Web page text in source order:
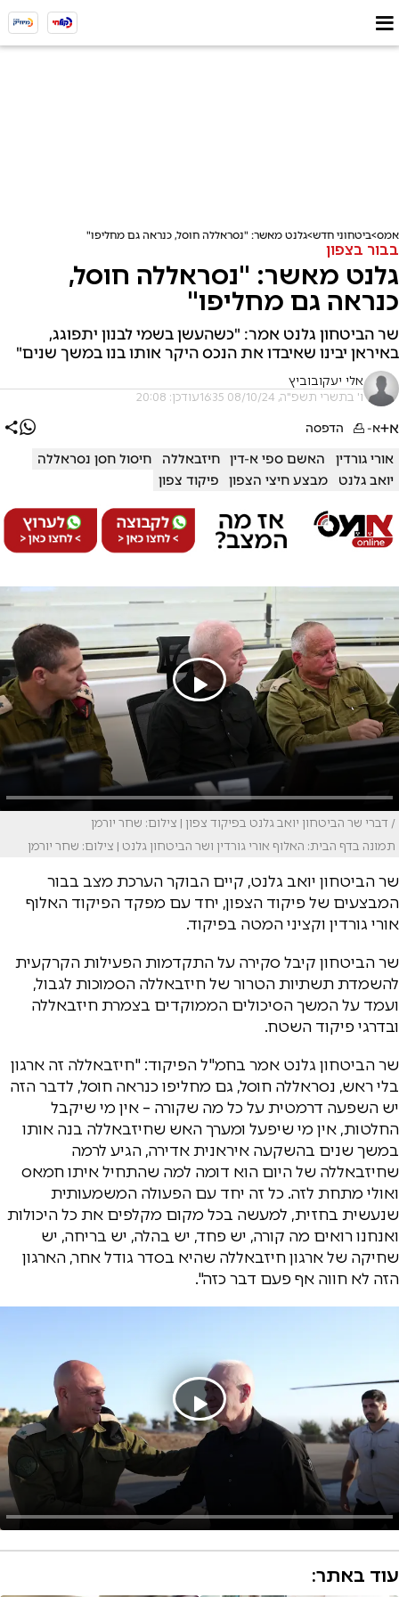
אמס ביטחוני חדש גלנט מאשר: "נסראללה חוסל, כנראה גם מחליפו"
בבור בצפון
גלנט מאשר: "נסראללה חוסל,
כנראה גם מחליפו"
שר הביטחון גלנט אמר: "כשהעשן בשמי לבנון יתפוגג,
באיראן יבינו שאיבדו את הנכס היקר אותו בנו במשך שנים"
אלי יעקובוביץ
ו' בתשרי תשפ"ה, 08/10/24 16:35 עודכן: 20:08
א+א- הדפסה
אורי גורדין האשם ספי א-דין חיזבאללה
חיסול חסן נסראללה
יואב גלנט
מבצע חיצי הצפון פיקוד צפון
/ דברי שר הביטחון יואב גלנט בפיקוד צפון | צילום: שחר יורמן
תמונה בדף הבית: האלוף אורי גורדין ושר הביטחון גלנט | צילום: שחר יורמן
שר הביטחון יואב גלנט, קיים הבוקר הערכת מצב בבור
המבצעים של פיקוד הצפון, יחד עם מפקד הפיקוד האלוף
אורי גורדין וקציני המטה בפיקוד.
שר הביטחון קיבל סקירה על התקדמות הפעילות הקרקעית
להשמדת תשתיות הטרור של חיזבאללה הסמוכות לגבול,
ועמד על המשך הסיכולים הממוקדים בצמרת חיזבאללה
ובדרגי פיקוד השטח.
שר הביטחון גלנט אמר בחמ"ל הפיקוד: "חיזבאללה זה ארגון
בלי ראש, נסראללה חוסל, גם מחליפו כנראה חוסל, לדבר הזה
יש השפעה דרמטית על כל מה שקורה – אין מי שיקבל
החלטות, אין מי שיפעל ומערך האש שחיזבאללה בנה אותו
במשך שנים בהשקעה איראנית אדירה, הגיע לרמה
שחיזבאללה של היום הוא דומה למה שהתחיל איתו חמאס
ואולי מתחת לזה. כל זה יחד עם הפעולה המשמעותית
שנעשית בחזית, למעשה בכל מקום מקלפים את כל היכולות
ואנחנו רואים מה קורה, יש פחד, יש בהלה, יש בריחה, יש
שחיקה של ארגון חיזבאללה שהיא בסדר גודל אחר, הארגון
הזה לא חווה אף פעם דבר כזה".
עוד באתר: